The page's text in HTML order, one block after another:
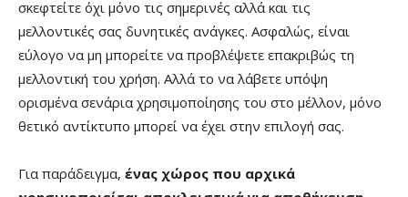
σκεφτείτε όχι μόνο τις σημερινές αλλά και τις
μελλοντικές σας δυνητικές ανάγκες. Ασφαλώς, είναι
εύλογο να μη μπορείτε να προβλέψετε επακριβώς τη
μελλοντική του χρήση. Αλλά το να λάβετε υπόψη
ορισμένα σενάρια χρησιμοποίησης του στο μέλλον, μόνο
θετικό αντίκτυπο μπορεί να έχει στην επιλογή σας.
Για παράδειγμα, ένας χώρος που αρχικά